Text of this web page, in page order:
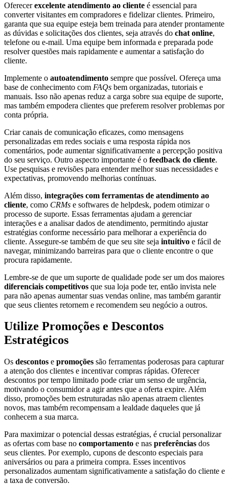
Oferecerexcelente atendimento ao cliente é essencial para
converter visitantes em compradores e fidelizar clientes. Primeiro,
garanta que sua equipe esteja bem treinada para atender prontamente
as dúvidas e solicitações dos clientes, seja através do chat online,
telefone ou e-mail. Uma equipe bem informada e preparada pode
resolver questões mais rapidamente e aumentar a satisfação do
cliente.
Implemente o autoatendimento sempre que possível. Ofereça uma
base de conhecimento com FAQs bem organizadas, tutoriais e
manuais. Isso não apenas reduz a carga sobre sua equipe de suporte,
mas também empodera clientes que preferem resolver problemas por
conta própria.
Criar canais de comunicação eficazes, como mensagens
personalizadas em redes sociais e uma resposta rápida nos
comentários, pode aumentar significativamente a percepção positiva
do seu serviço. Outro aspecto importante é o feedback do cliente.
Use pesquisas e revisões para entender melhor suas necessidades e
expectativas, promovendo melhorias contínuas.
Além disso, integrações com ferramentas de atendimento ao
cliente, como CRMs e softwares de helpdesk, podem otimizar o
processo de suporte. Essas ferramentas ajudam a gerenciar
interações e a analisar dados de atendimento, permitindo ajustar
estratégias conforme necessário para melhorar a experiência do
cliente. Assegure-se também de que seu site seja intuitivo e fácil de
navegar, minimizando barreiras para que o cliente encontre o que
procura rapidamente.
Lembre-se de que um suporte de qualidade pode ser um dos maiores
diferenciais competitivos que sua loja pode ter, então invista nele
para não apenas aumentar suas vendas online, mas também garantir
que seus clientes retornem e recomendem seu negócio a outros.
Utilize Promoções e Descontos
Estratégicos
Os descontos e promoções são ferramentas poderosas para capturar
a atenção dos clientes e incentivar compras rápidas. Oferecer
descontos por tempo limitado pode criar um senso de urgência,
motivando o consumidor a agir antes que a oferta expire. Além
disso, promoções bem estruturadas não apenas atraem clientes
novos, mas também recompensam a lealdade daqueles que já
conhecem a sua marca.
Para maximizar o potencial dessas estratégias, é crucial personalizar
as ofertas com base no comportamento e nas preferências dos
seus clientes. Por exemplo, cupons de desconto especiais para
aniversários ou para a primeira compra. Esses incentivos
personalizados aumentam significativamente a satisfação do cliente e
a taxa de conversão.